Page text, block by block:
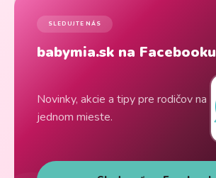
SLEDUJTE NÁS
babymia.sk na Facebooku
Novinky, akcie a tipy pre rodičov na
jednom mieste.